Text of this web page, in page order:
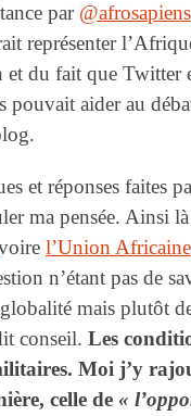
par @afrosapiens
représenter
du fait que Twitter
pouvait aider au
et réponses faites
ma pensée. Ainsi
l’Union Africaine
n’étant pas de
mais plutôt
conseil. Les
Moi j’y
celle de «